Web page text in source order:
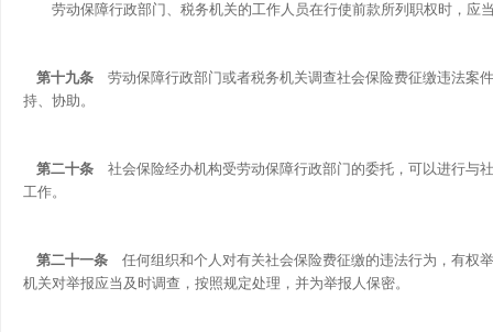
劳动保障行政部门、税务机关的工作人员在行使前款所列职权时，应
第十九条 劳动保障行政部门或者税务机关调查社会保险费征缴违法案
持、协助。
第二十条 社会保险经办机构受劳动保障行政部门的委托，可以进行与
工作。
第二十一条 任何组织和个人对有关社会保险费征缴的违法行为，有权
机关对举报应当及时调查，按照规定处理，并为举报人保密。